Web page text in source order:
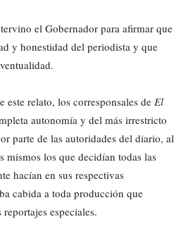
el Gobernador para afirmar que
y honestidad del periodista y que
este relato, los corresponsales de El
autonomía y del más irrestricto
parte de las autoridades del diario, al
mismos los que decidían todas las
hacían en sus respectivas
cabida a toda producción que
especiales.